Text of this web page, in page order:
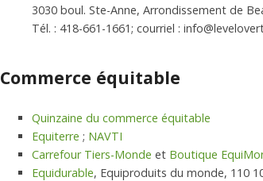
3030 boul. Ste-Anne, Arrondissement de
Tél. : 418-661-1661; courriel :
Commerce équitable
Quinzaine du commerce équitable
Equiterre ; NAVTI
Carrefour Tiers-Monde et Boutique
Equidurable, Equiproduits du monde, 110